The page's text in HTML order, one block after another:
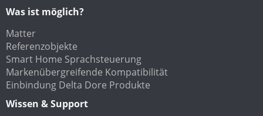
Was ist möglich?
Matter
Referenzobjekte
Smart Home Sprachsteuerung
Markenübergreifende Kompatibilität
Einbindung Delta Dore Produkte
Wissen & Support